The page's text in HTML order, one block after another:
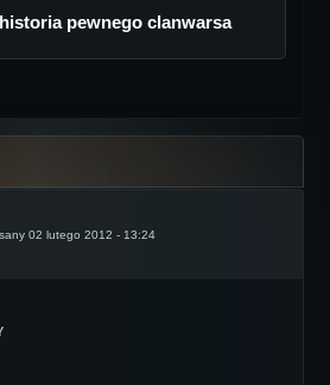
pewnego clanwarsa
02 lutego 2012 - 13:24